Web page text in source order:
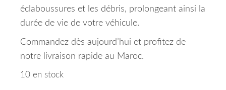
éclaboussures et les débris, prolongeant ainsi la
durée de vie de votre véhicule.
Commandez dès aujourd’hui et profitez de
notre livraison rapide au Maroc.
10 en stock